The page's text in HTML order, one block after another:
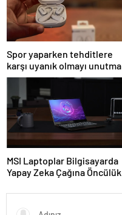
Spor yaparken tehditlere
karşı uyanık olmayı unutma
MSI Laptoplar Bilgisayarda
Yapay Zeka Çağına Öncülük